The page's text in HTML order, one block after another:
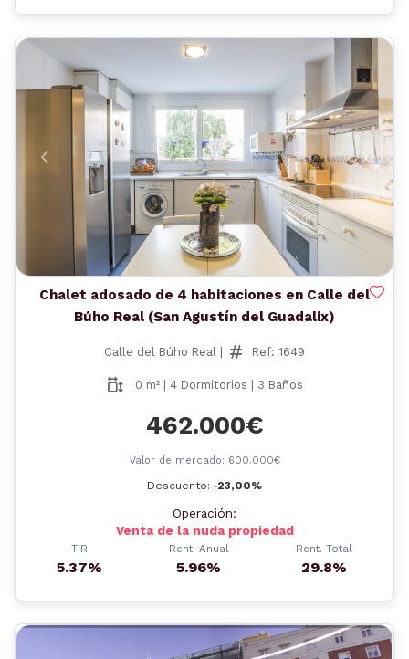
Anterior
Chalet adosado de 4 habitaciones en Calle del
Búho Real (San Agustín del Guadalix)
Calle del Búho Real | Ref: 1649
0 m² | 4 Dormitorios | 3 Baños
462.000€
Valor de mercado: 600.000€
Descuento: -23,00%
Operación:
Venta de la nuda propiedad
TIR
5.37%
Rent. Anual
5.96%
Rent. Total
29.8%